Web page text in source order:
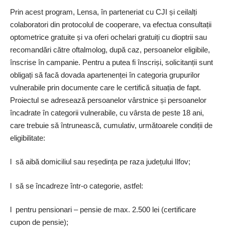
Prin acest program, Lensa, în parteneriat cu CJI și ceilalți
colaboratori din protocolul de cooperare, va efectua consultații
optometrice gratuite și va oferi ochelari gratuiți cu dioptrii sau
recomandări către oftalmolog, după caz, persoanelor eligibile,
înscrise în campanie. Pentru a putea fi înscriși, solicitanții sunt
obligați să facă dovada apartenenței în categoria grupurilor
vulnerabile prin documente care le certifică situația de fapt.
Proiectul se adresează persoanelor vârstnice și persoanelor
încadrate în categorii vulnerabile, cu vârsta de peste 18 ani,
care trebuie să întrunească, cumulativ, următoarele condiții de
eligibilitate:
l să aibă domiciliul sau re­ședința pe raza județului Ilfov;
l să se încadreze într-o categorie, astfel:
l pentru pensionari – pensie de max. 2.500 lei (certificare
cupon de pensie);